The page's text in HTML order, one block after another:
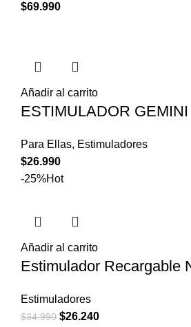
$69.990
Añadir al carrito
ESTIMULADOR
Para Ellas, Estimuladores
$26.990
-25%Hot
Añadir al carrito
Estimulador Recargable
Estimuladores
$34.990 El
$26.240El